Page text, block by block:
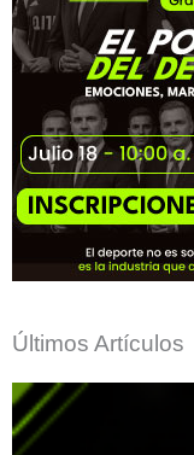
Últimos Artículos